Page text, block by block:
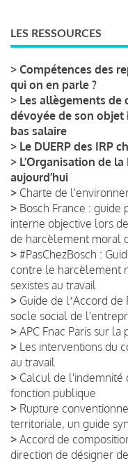
LES RESSOURCES
> Compétences des
qui on en parle ?
> Les allègements de
dévoyée de son
bas salaire
> Le DUERP des IRP
> L’Organisation de
aujourd’hui
> Charte de
> Bosch France :
interne objective lors
de harcèlement moral
> #PasChezBosch :
contre le harcèlement
sexistes au travail
> Guide de lʼAccord
socle social de
> APC Fnac Paris sur la
> Les interventions du
au travail
> Calcul de
fonction publique
> Rupture
territoriale, un guide
> Accord de
direction de désigner